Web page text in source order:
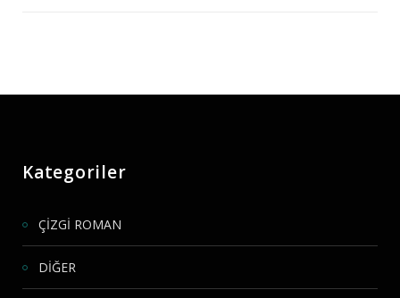
Kategoriler
ÇİZGİ ROMAN
DİĞER